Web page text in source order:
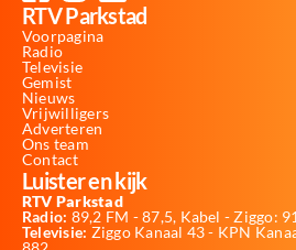
RTV Parkstad
Voorpagina
Radio
Televisie
Gemist
Nieuws
Vrijwilligers
Adverteren
Ons team
Contact
Luister en kijk
RTV Parkstad
Radio: 89,2 FM - 87,5, Kabel - Ziggo:
Televisie: Ziggo Kanaal 43 - KPN